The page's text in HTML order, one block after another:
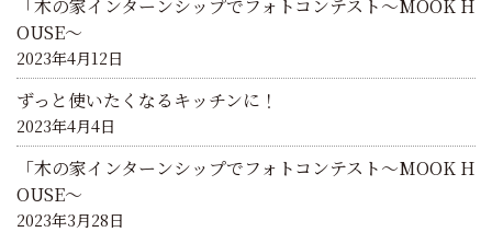
ン
「木の家インターンシップでフォトコンテスト～MOOK H
OUSE～
2023年4月12日
ずっと使いたくなるキッチンに！
2023年4月4日
「木の家インターンシップでフォトコンテスト～MOOK H
OUSE～
2023年3月28日